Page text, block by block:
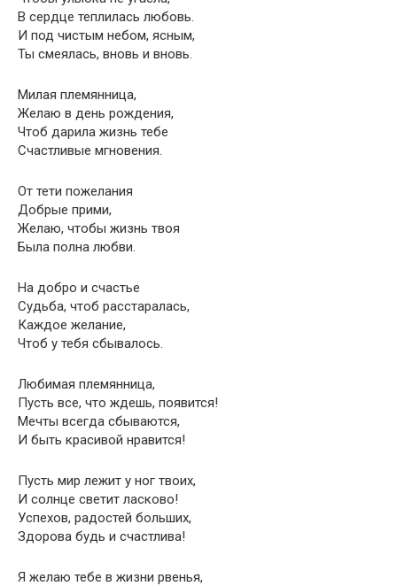
В сердце теплилась любовь.
И под чистым небом, ясным,
Ты смеялась, вновь и вновь.
Милая племянница,
Желаю в день рождения,
Чтоб дарила жизнь тебе
Счастливые мгновения.
От тети пожелания
Добрые прими,
Желаю, чтобы жизнь твоя
Была полна любви.
На добро и счастье
Судьба, чтоб расстаралась,
Каждое желание,
Чтоб у тебя сбывалось.
Любимая племянница,
Пусть все, что ждешь, появится!
Мечты всегда сбываются,
И быть красивой нравится!
Пусть мир лежит у ног твоих,
И солнце светит ласково!
Успехов, радостей больших,
Здорова будь и счастлива!
Я желаю тебе в жизни рвенья,